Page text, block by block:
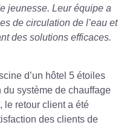
jeunesse. Leur équipe a
de circulation de l’eau et
des solutions efficaces.
d’un hôtel 5 étoiles
système de chauffage
le retour client a été
des clients de